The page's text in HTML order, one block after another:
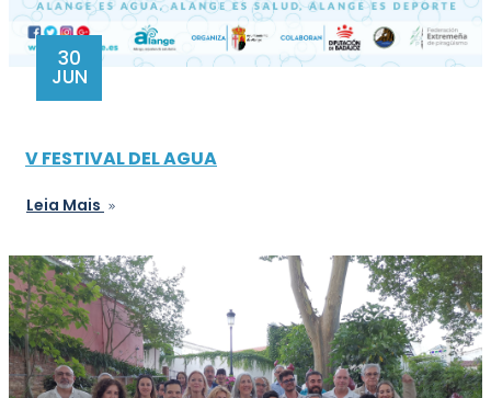
30
JUN
V FESTIVAL DEL AGUA
Leia Mais